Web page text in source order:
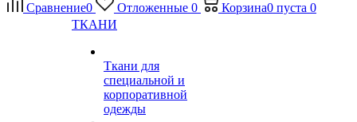
Сравнение0 Отложенные 0 Корзина0 пуста 0
ТКАНИ
Ткани для
специальной и
корпоративной
одежды